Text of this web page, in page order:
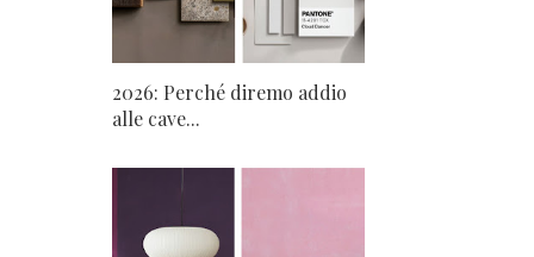
2026: Perché diremo addio
alle cave...